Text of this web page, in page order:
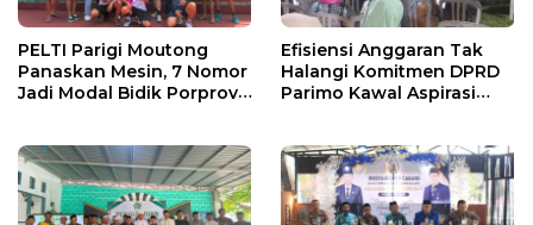
PELTI Parigi Moutong
Panaskan Mesin, 7 Nomor
Jadi Modal Bidik Porprov
Efisiensi Anggaran Tak
Halangi Komitmen DPRD
Parimo Kawal Aspirasi